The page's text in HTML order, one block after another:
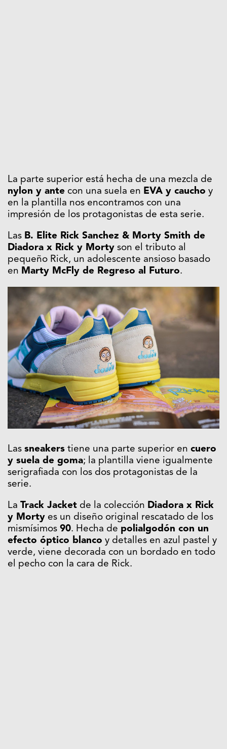
La parte superior está hecha de una mezcla de
nylon y ante con una suela en EVA y caucho y
en la plantilla nos encontramos con una
impresión de los protagonistas de esta serie.
Las B. Elite Rick Sanchez & Morty Smith de
Diadora x Rick y Morty son el tributo al
pequeño Rick, un adolescente ansioso basado
en Marty McFly de Regreso al Futuro.
Las sneakers tiene una parte superior en cuero
y suela de goma; la plantilla viene igualmente
serigrafiada con los dos protagonistas de la
serie.
La Track Jacket de la colección Diadora x Rick
y Morty es un diseño original rescatado de los
mismísimos 90. Hecha de polialgodón con un
efecto óptico blanco y detalles en azul pastel y
verde, viene decorada con un bordado en todo
el pecho con la cara de Rick.